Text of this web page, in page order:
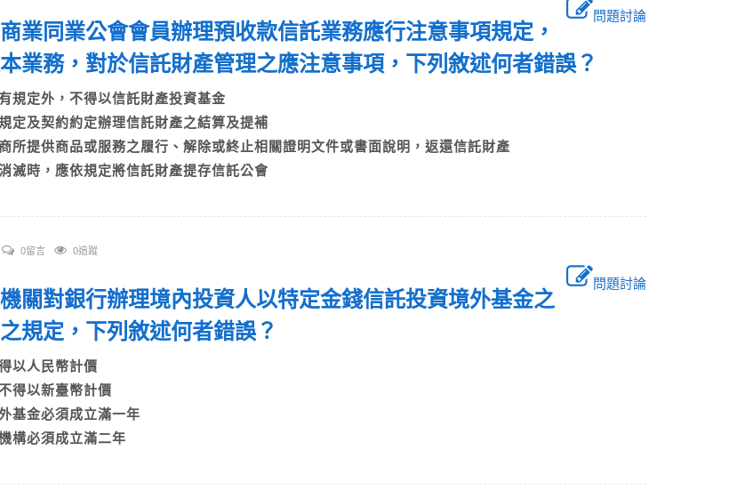
問題討論
業同業公會會員辦理預收款信託業務應行注意事項規定，
業務，對於信託財產管理之應注意事項，下列敘述何者錯誤？
規定外，不得以信託財產投資基金
定及契約約定辦理信託財產之結算及提補
所提供商品或服務之履行、解除或終止相關證明文件或書面說明，返還信託財產
滅時，應依規定將信託財產提存信託公會
0留言 0追蹤
問題討論
關對銀行辦理境內投資人以特定金錢信託投資境外基金之
規定，下列敘述何者錯誤？
以人民幣計價
得以新臺幣計價
基金必須成立滿一年
構必須成立滿二年